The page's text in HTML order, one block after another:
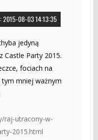
2015-08-03 14:13:35
jedyną
Castle Party 2015.
fociach na
mniej ważnym
raj-utracony-w-
2015.html